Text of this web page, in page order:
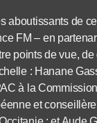
aboutissants de
FM – en
points de vue, de
: Hanane
à la Commission
et